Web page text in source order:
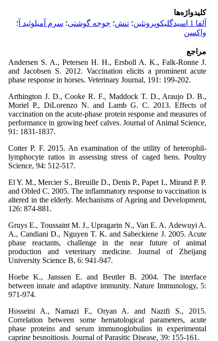
کلیدواژه‌ها
آلفا 1 اسیدگلیکوپروتئین
؛ تنش؛ جوجه گوشتی؛ سرم آمیلوئید آ ؛
واکسن
مراجع
Andersen S. A., Petersen H. H., Ersboll A. K., Falk-Ronne J.
and Jacobsen S. 2012. Vaccination elicits a prominent acute
phase response in horses. Veterinary Journal, 191: 199-202.
Arthington J. D., Cooke R. F., Maddock T. D., Araujo D. B.,
Moriel P., DiLorenzo N. and Lamb G. C. 2013. Effects of
vaccination on the acute-phase protein response and measures of
performance in growing beef calves. Journal of Animal Science,
91: 1831-1837.
Cotter P. F. 2015. An examination of the utility of heterophil-
lymphocyte ratios in assessing stress of caged hens. Poultry
Science, 94: 512-517.
El Y. M., Mercier S., Breuille D., Denis P., Papet I., Mirand P. P.
and Obled C. 2005. The inflammatory response to vaccination is
altered in the elderly. Mechanisms of Ageing and Development,
126: 874-881.
Gruys E., Toussaint M. J., Upragarin N., Van E. A. Adewuyi A.
A., Candiani D., Nguyen T. K. and Sabeckiene J. 2005. Acute
phase reactants, challenge in the near future of animal
production and veterinary medicine. Journal of Zheijang
University Science B, 6: 941-947.
Hoebe K., Janssen E. and Beutler B. 2004. The interface
between innate and adaptive immunity. Nature Immunology, 5:
971-974.
Hosseini A., Namazi F., Oryan A. and Nazifi S., 2015.
Correlation between some hematological parameters, acute
phase proteins and serum immunoglobulins in experimental
caprine besnoitiosis. Journal of Parasitic Disease, 39: 155-161.